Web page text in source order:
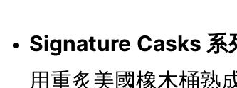
Signature Casks 系
用重炙美國橡木桶熟